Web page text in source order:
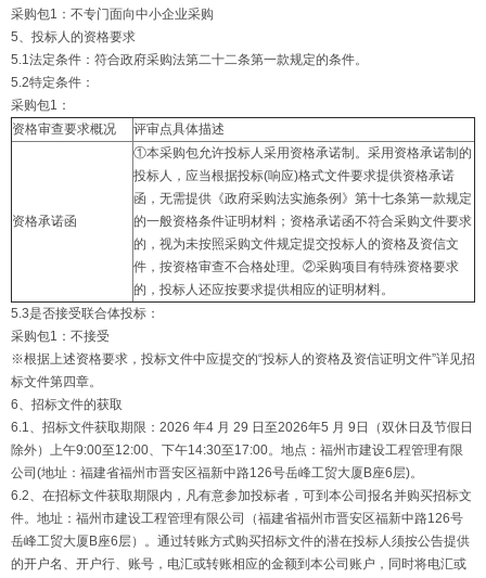
采购包1：不专门面向中小企业采购
5、投标人的资格要求
5.1法定条件：符合政府采购法第二十二条第一款规定的条件。
5.2特定条件：
采购包1：
资格审查要求概况
评审点具体描述
资格承诺函
①本采购包允许投标人采用资格承诺制。采用资格承诺制的
投标人，应当根据投标(响应)格式文件要求提供资格承诺
函，无需提供《政府采购法实施条例》第十七条第一款规定
的一般资格条件证明材料；资格承诺函不符合采购文件要求
的，视为未按照采购文件规定提交投标人的资格及资信文
件，按资格审查不合格处理。②采购项目有特殊资格要求
的，投标人还应按要求提供相应的证明材料。
5.3是否接受联合体投标：
采购包1：不接受
※根据上述资格要求，投标文件中应提交的“投标人的资格及资信证明文件”详见招
标文件第四章。
6、招标文件的获取
6.1、招标文件获取期限：2026 年4 月 29 日至2026年5 月 9日（双休日及节假日
除外）上午9:00至12:00、下午14:30至17:00。地点：福州市建设工程管理有限
公司(地址：福建省福州市晋安区福新中路126号岳峰工贸大厦B座6层)。
6.2、在招标文件获取期限内，凡有意参加投标者，可到本公司报名并购买招标文
件。地址：福州市建设工程管理有限公司（福建省福州市晋安区福新中路126号
岳峰工贸大厦B座6层）。通过转账方式购买招标文件的潜在投标人须按公告提供
的开户名、开户行、账号，电汇或转账相应的金额到本公司账户，同时将电汇或